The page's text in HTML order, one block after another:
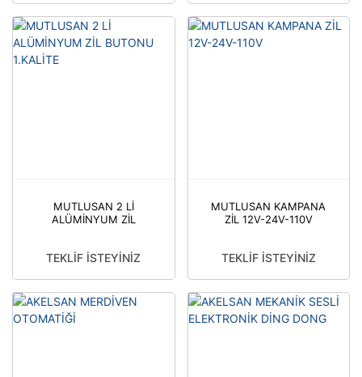
MUTLUSAN 2 Lİ
ALÜMİNYUM ZİL
TEKLİF İSTEYİNİZ
MUTLUSAN KAMPANA
ZİL 12V-24V-110V
TEKLİF İSTEYİNİZ